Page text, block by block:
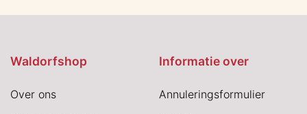
Waldorfshop
Over ons
Informatie over
Annuleringsformulier